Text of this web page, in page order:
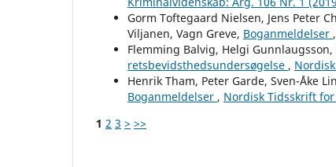
Gorm Toftegaard Nielsen, Jens Peter
Viljanen, Vagn Greve, Boganmeldelser ,
Flemming Balvig, Helgi
retsbevidsthedsundersøgelse ,
Henrik Tham, Peter Garde, Sven-Åke
Boganmeldelser , Nordisk Tidsskrift
1 2 3 > >>